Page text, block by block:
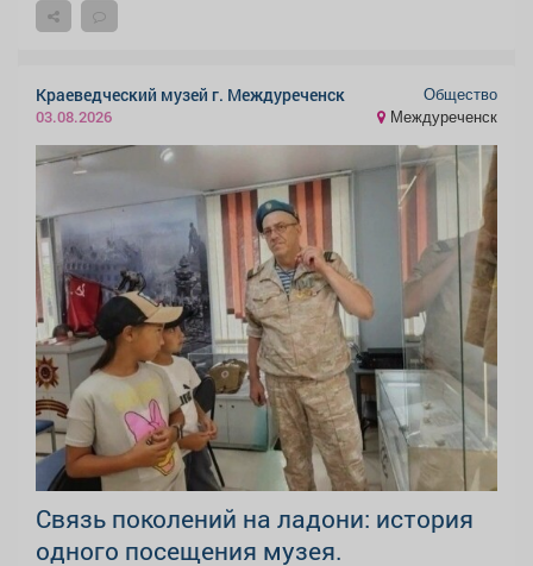
Краеведческий музей г. Междуреченск
03.08.2026
Общество
Междуреченск
Связь поколений на ладони: история
одного посещения музея.